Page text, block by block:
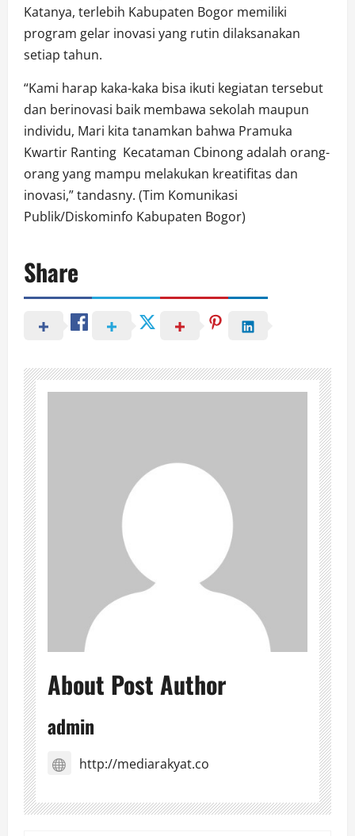
Katanya, terlebih Kabupaten Bogor memiliki
program gelar inovasi yang rutin dilaksanakan
setiap tahun.
“Kami harap kaka-kaka bisa ikuti kegiatan tersebut
dan berinovasi baik membawa sekolah maupun
individu, Mari kita tanamkan bahwa Pramuka
Kwartir Ranting Kecataman Cbinong adalah orang-
orang yang mampu melakukan kreatifitas dan
inovasi,” tandasny. (Tim Komunikasi
Publik/Diskominfo Kabupaten Bogor)
Share
About Post Author
admin
http://mediarakyat.co